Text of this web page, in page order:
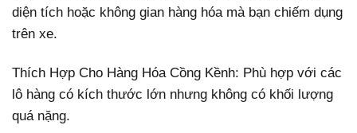
diện tích hoặc không gian hàng hóa mà bạn chiếm dụng
trên xe.
Thích Hợp Cho Hàng Hóa Cồng Kềnh: Phù hợp với các
lô hàng có kích thước lớn nhưng không có khối lượng
quá nặng.